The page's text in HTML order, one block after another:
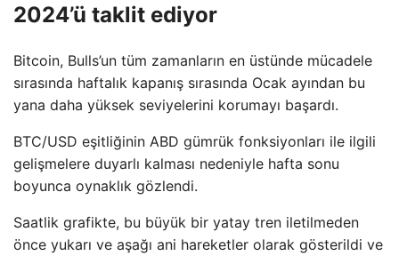
2024’ü taklit ediyor
Bitcoin, Bulls’un tüm zamanların en üstünde mücadele
sırasında haftalık kapanış sırasında Ocak ayından bu
yana daha yüksek seviyelerini korumayı başardı.
BTC/USD eşitliğinin ABD gümrük fonksiyonları ile ilgili
gelişmelere duyarlı kalması nedeniyle hafta sonu
boyunca oynaklık gözlendi.
Saatlik grafikte, bu büyük bir yatay tren iletilmeden
önce yukarı ve aşağı ani hareketler olarak gösterildi ve